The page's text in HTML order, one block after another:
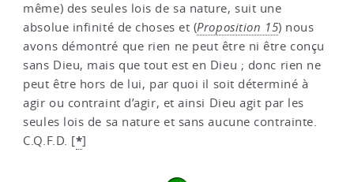
même) des seules lois de sa nature, suit une
absolue infinité de choses et (Proposition 15) nous
avons démontré que rien ne peut être ni être conçu
sans Dieu, mais que tout est en Dieu ; donc rien ne
peut être hors de lui, par quoi il soit déterminé à
agir ou contraint d’agir, et ainsi Dieu agit par les
seules lois de sa nature et sans aucune contrainte.
C.Q.F.D. [*]